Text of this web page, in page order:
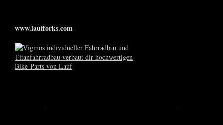
www.laufforks.com